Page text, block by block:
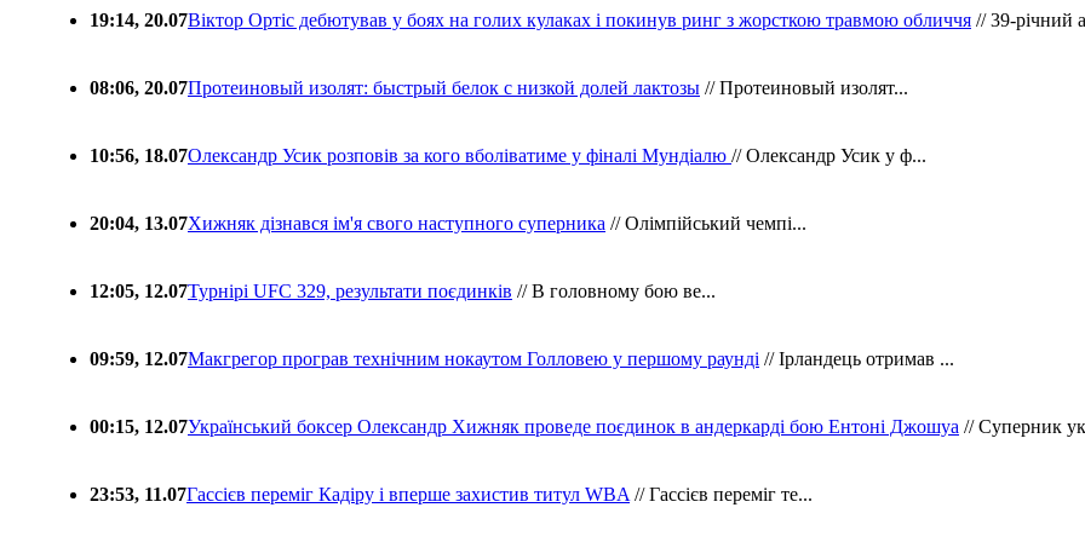
19:14, 20.07Віктор Ортіс дебютував у боях на голих кулаках і покинув ринг з жорсткою травмою обличчя // 39-річний
08:06, 20.07Протеиновый изолят: быстрый белок с низкой долей лактозы // Протеиновый изолят...
10:56, 18.07Олександр Усик розповів за кого вболіватиме у фіналі Мундіалю // Олександр Усик у ф...
20:04, 13.07Хижняк дізнався ім'я свого наступного суперника // Олімпійський чемпі...
12:05, 12.07Турнірі UFC 329, результати поєдинків // В головному бою ве...
09:59, 12.07Макгрегор програв технічним нокаутом Голловею у першому раунді // Ірландець отримав ...
00:15, 12.07Український боксер Олександр Хижняк проведе поєдинок в андеркарді бою Ентоні Джошуа // Суперник
23:53, 11.07Гассієв переміг Кадіру і вперше захистив титул WBA // Гассієв переміг те...